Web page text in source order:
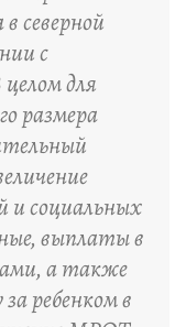
северной
с
для
размера
и социальных
выплаты в
а также
ребенком в